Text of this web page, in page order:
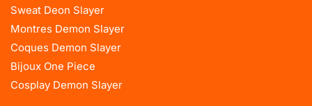
Sweat Deon Slayer
Montres Demon Slayer
Coques Demon Slayer
Bijoux One Piece
Cosplay Demon Slayer